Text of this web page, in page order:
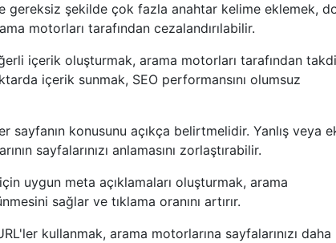
gereksiz şekilde çok fazla anahtar kelime eklemek,
motorları tarafından cezalandırılabilir.
içerik oluşturmak, arama motorları tarafından
içerik sunmak, SEO performansını olumsuz
sayfanın konusunu açıkça belirtmelidir. Yanlış veya
sayfalarınızı anlamasını zorlaştırabilir.
uygun meta açıklamaları oluşturmak, arama
sağlar ve tıklama oranını artırır.
kullanmak, arama motorlarına sayfalarınızı daha